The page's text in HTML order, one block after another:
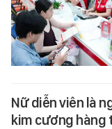
Nữ diễn viên là
kim cương hàng